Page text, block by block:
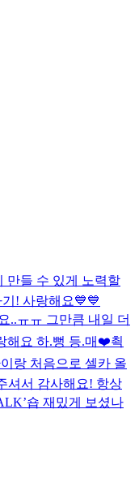
만들 수 있게 노력할
! 사랑해요💙💙
..ㅠㅠ 그만큼 내일 더
해요 하.뻥 등.매❤️쵝
랑 처음으로 셀카 올
셔서 감사해요! 항상
숍 재밌게 보셨나